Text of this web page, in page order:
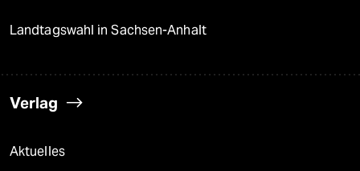
Landtagswahl in Sachsen-Anhalt
Verlag
Aktuelles